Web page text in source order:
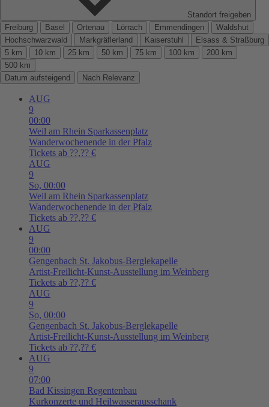
Standort freigeben
Freiburg
Basel Ortenau Lörrach Emmendingen
Waldshut
Hochschwarzwald
Markgräflerland Kaiserstuhl
Elsass & Straßburg
5 km
10 km 25 km 50 km 75 km 100 km
200 km
500 km
Datum aufsteigend
Nach Relevanz
AUG
9
00:00
Weil am Rhein Sparkassenplatz
Wanderwochenende in der Pfalz
Tickets ab ??,?? €
AUG
9
So, 00:00
Weil am Rhein Sparkassenplatz
Wanderwochenende in der Pfalz
Tickets ab ??,?? €
AUG
9
00:00
Gengenbach St. Jakobus-Berglekapelle
Artist-Freilicht-Kunst-Ausstellung im Weinberg
Tickets ab ??,?? €
AUG
9
So, 00:00
Gengenbach St. Jakobus-Berglekapelle
Artist-Freilicht-Kunst-Ausstellung im Weinberg
Tickets ab ??,?? €
AUG
9
07:00
Bad Kissingen Regentenbau
Kurkonzerte und Heilwasserausschank